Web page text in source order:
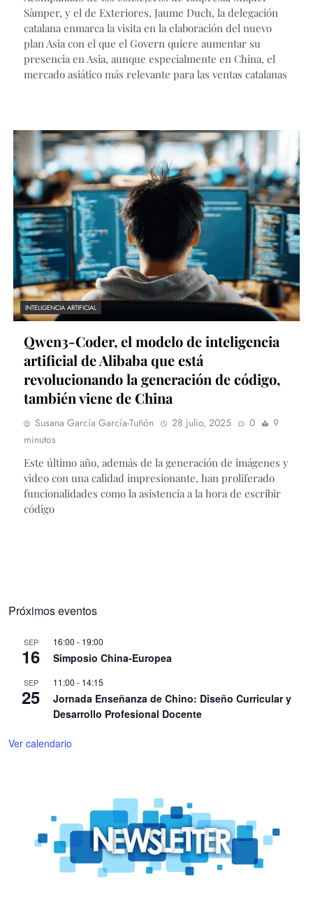
Sàmper, y el de Exteriores, Jaume Duch, la delegación
catalana enmarca la visita en la elaboración del nuevo
plan Asia con el que el Govern quiere aumentar su
presencia en Asia, aunque especialmente en China, el
mercado asiático más relevante para las ventas catalanas
INTELIGENCIA ARTIFICIAL
Qwen3-Coder, el modelo de inteligencia
artificial de Alibaba que está
revolucionando la generación de código,
también viene de China
Susana García García-Tuñón 28 julio, 2025 0
9
minutos
Este último año, además de la generación de imágenes y
video con una calidad impresionante, han proliferado
funcionalidades como la asistencia a la hora de escribir
código
Próximos eventos
SEP
16
16:00 - 19:00
Simposio China-Europea
SEP
25
11:00 - 14:15
Jornada Enseñanza de Chino: Diseño Curricular y
Desarrollo Profesional Docente
Ver calendario